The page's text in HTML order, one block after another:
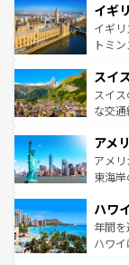
いる
香り
らに
れる
を参
顔を
ルリ
して
は、お
ドイ
イギ
イギ
トミ
リア
ティ
戦な
ンツ一
スイ
スイ
な交
の建
博物
こと
ば市内
着の
アメ
アメ
東海
のよ
ンメ
西部
ハワ
年間
ハワ